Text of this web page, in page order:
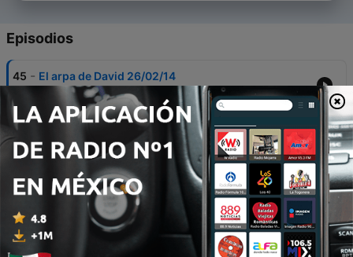
Episodios
45 - El arpa de David 26/02/14
26 feb. 2014
44 - El arpa de David 12/02/14
12 feb. 2014
43 - El arpa de David 29/01/14
29 ene. 2014
42 - El arpa de David 15/01/14
15 ene. 2014